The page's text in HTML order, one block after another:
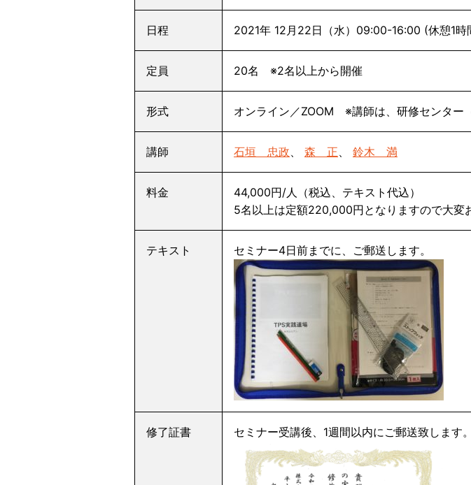
日程 2021年 12月22日（水）09:00-16:00 (休憩1
定員 20名 ※2名以上から開催
形式 オンライン／ZOOM ※講師は、研修センター
講師 石垣 忠政、 森 正、 鈴木 満
料金
44,000円/人（税込、テキスト代込）
5名以上は定額220,000円となりますので大変
テキスト セミナー4日前までに、ご郵送します。
修了証書 セミナー受講後、1週間以内にご郵送致します。